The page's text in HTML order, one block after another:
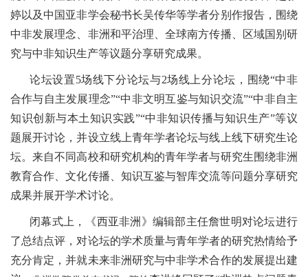
婷以及中国亚非学会秘书长吴传华等学者分别作报告，围绕
中非发展理念、非洲和平治理、全球南方传播、区域国别研
究与中非知识生产等议题分享研究成果。
论坛设置5场线下分论坛与2场线上分论坛，围绕“中非
合作与自主发展理念”“中非文明互鉴与知识交流”“中非自主
知识创新与本土知识实践”“中非知识传播与知识生产”等议
题展开讨论，并设立线上青年学者论坛与线上线下研究生论
坛。来自不同高校和研究机构的青年学者与研究生围绕非洲
教育合作、文化传播、知识互鉴与智库交流等问题分享研究
成果并展开学术讨论。
闭幕式上，《西亚非洲》编辑部主任詹世明对论坛进行
了总结点评，对论坛的学术质量与青年学者的研究热情给予
充分肯定，并就未来非洲研究与中非学术合作的发展提出建